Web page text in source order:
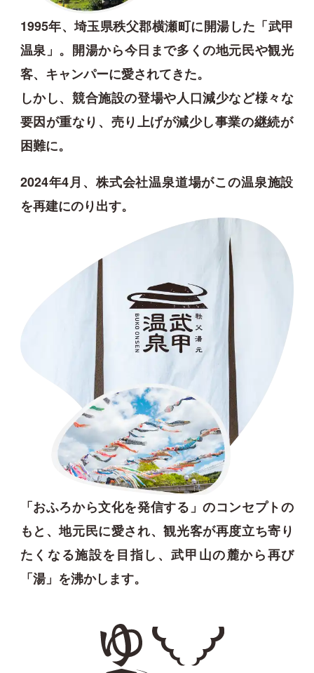
1995年、埼玉県秩父郡横瀬町に開湯した「武甲
温泉」。 開湯から今日まで多くの地元民や観光
客、キャンパーに愛されてきた。
しかし、競合施設の登場や人口減少など様々な
要因が重なり、 売り上げが減少し事業の継続が
困難に。
2024年4月、株式会社温泉道場がこの温泉施設
を再建にのり出す。
「おふろから文化を発信する」のコンセプトの
もと、地元民に愛され、観光客が再度立ち寄り
たくなる施設を目指し、武甲山の麓から再び
「湯」を沸かします。